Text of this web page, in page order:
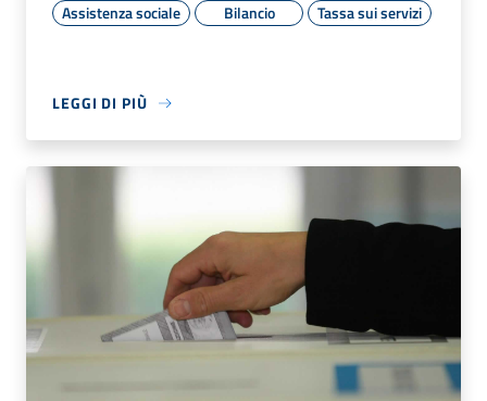
Assistenza sociale Bilancio Tassa sui servizi
LEGGI DI PIÙ